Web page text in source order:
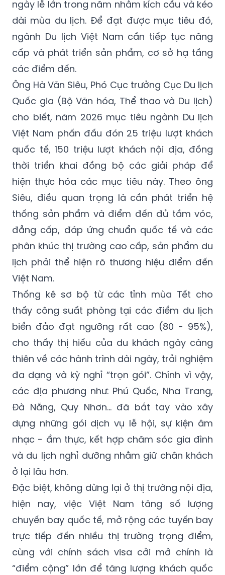
ngày lễ lớn trong năm nhằm kích cầu và kéo
dài mùa du lịch. Để đạt được mục tiêu đó,
ngành Du lịch Việt Nam cần tiếp tục nâng
cấp và phát triển sản phẩm, cơ sở hạ tầng
các điểm đến.
Ông Hà Văn Siêu, Phó Cục trưởng Cục Du lịch
Quốc gia (Bộ Văn hóa, Thể thao và Du lịch)
cho biết, năm 2026 mục tiêu ngành Du lịch
Việt Nam phấn đấu đón 25 triệu lượt khách
quốc tế, 150 triệu lượt khách nội địa, đồng
thời triển khai đồng bộ các giải pháp để
hiện thực hóa các mục tiêu này. Theo ông
Siêu, điều quan trọng là cần phát triển hệ
thống sản phẩm và điểm đến đủ tầm vóc,
đẳng cấp, đáp ứng chuẩn quốc tế và các
phân khúc thị trường cao cấp, sản phẩm du
lịch phải thể hiện rõ thương hiệu điểm đến
Việt Nam.
Thống kê sơ bộ từ các tỉnh mùa Tết cho
thấy công suất phòng tại các điểm du lịch
biển đảo đạt ngưỡng rất cao (80 - 95%),
cho thấy thị hiếu của du khách ngày càng
thiên về các hành trình dài ngày, trải nghiệm
đa dạng và kỳ nghỉ “trọn gói”. Chính vì vậy,
các địa phương như: Phú Quốc, Nha Trang,
Đà Nẵng, Quy Nhơn… đã bắt tay vào xây
dựng những gói dịch vụ lễ hội, sự kiện âm
nhạc - ẩm thực, kết hợp chăm sóc gia đình
và du lịch nghỉ dưỡng nhằm giữ chân khách
ở lại lâu hơn.
Đặc biệt, không dừng lại ở thị trường nội địa,
hiện nay, việc Việt Nam tăng số lượng
chuyến bay quốc tế, mở rộng các tuyến bay
trực tiếp đến nhiều thị trường trọng điểm,
cùng với chính sách visa cởi mở chính là
“điểm cộng” lớn để tăng lượng khách quốc